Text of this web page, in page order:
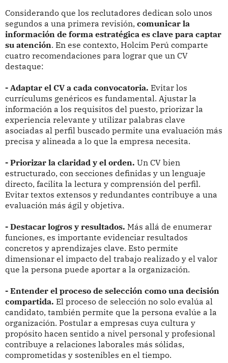
Considerando que los reclutadores dedican solo unos
segundos a una primera revisión, comunicar la
información de forma estratégica es clave para captar
su atención. En ese contexto, Holcim Perú comparte
cuatro recomendaciones para lograr que un CV
destaque:
- Adaptar el CV a cada convocatoria. Evitar los
currículums genéricos es fundamental. Ajustar la
información a los requisitos del puesto, priorizar la
experiencia relevante y utilizar palabras clave
asociadas al perfil buscado permite una evaluación más
precisa y alineada a lo que la empresa necesita.
- Priorizar la claridad y el orden. Un CV bien
estructurado, con secciones definidas y un lenguaje
directo, facilita la lectura y comprensión del perfil.
Evitar textos extensos y redundantes contribuye a una
evaluación más ágil y objetiva.
- Destacar logros y resultados. Más allá de enumerar
funciones, es importante evidenciar resultados
concretos y aprendizajes clave. Esto permite
dimensionar el impacto del trabajo realizado y el valor
que la persona puede aportar a la organización.
- Entender el proceso de selección como una decisión
compartida. El proceso de selección no solo evalúa al
candidato, también permite que la persona evalúe a la
organización. Postular a empresas cuya cultura y
propósito hacen sentido a nivel personal y profesional
contribuye a relaciones laborales más sólidas,
comprometidas y sostenibles en el tiempo.